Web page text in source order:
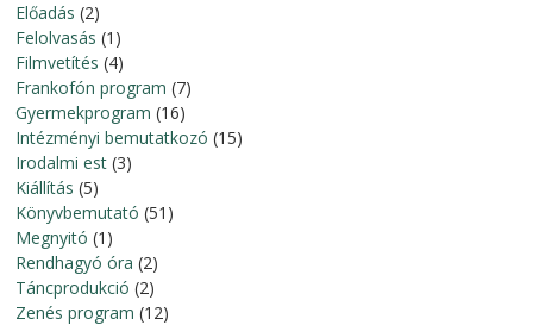
Előadás (2)
Felolvasás (1)
Filmvetítés (4)
Frankofón program (7)
Gyermekprogram (16)
Intézményi bemutatkozó (15)
Irodalmi est (3)
Kiállítás (5)
Könyvbemutató (51)
Megnyitó (1)
Rendhagyó óra (2)
Táncprodukció (2)
Zenés program (12)